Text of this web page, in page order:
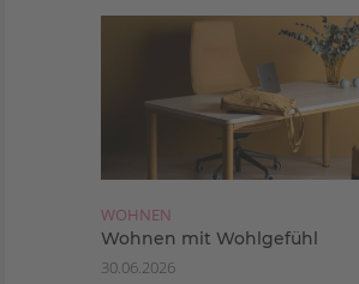
WOHNEN
Wohnen mit Wohlgefühl
30.06.2026